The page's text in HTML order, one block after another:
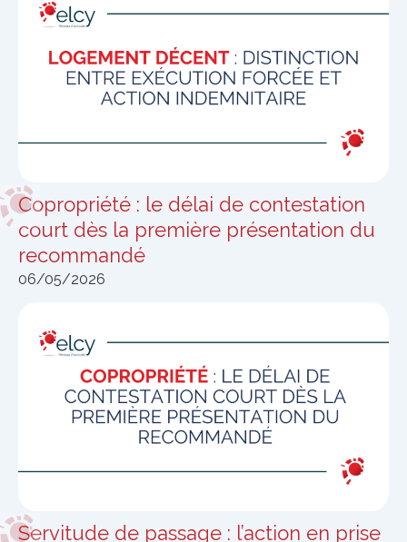
Copropriété : le délai de contestation
court dès la première présentation du
recommandé
06/05/2026
Servitude de passage : l’action en prise